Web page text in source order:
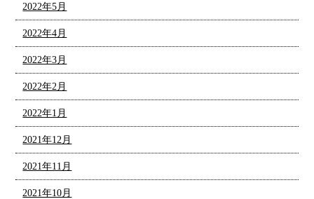
2022年5月
2022年4月
2022年3月
2022年2月
2022年1月
2021年12月
2021年11月
2021年10月